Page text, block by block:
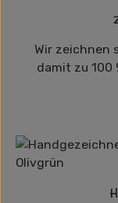
Wir zeichnen
damit zu 100